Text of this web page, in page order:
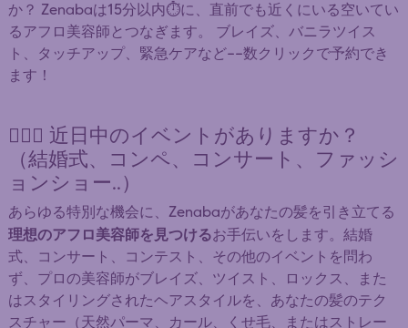
か？ Zenabaは15分以内⏱️に、直前でも近くにいる空いてい
るアフロ美容師とつなぎます。 ブレイズ、バニラツイス
ト、タッチアップ、緊急ケアなど——数クリックで予約でき
ます！
👰🏿‍♀️ 近日中のイベントがありますか？
（結婚式、コンペ、コンサート、ファッシ
ョンショー..）
あらゆる特別な機会に、Zenabaがあなたの髪を引き立てる
理想のアフロ美容師を見つけるお手伝いをします。結婚
式、コンサート、コンテスト、その他のイベントを問わ
ず、プロの美容師がブレイズ、ツイスト、ロックス、また
はスタイリングされたヘアスタイルを、あなたの髪のテク
スチャー（天然パーマ、カール、くせ毛、またはストレー